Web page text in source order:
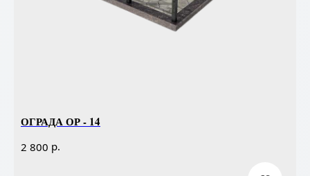
ОГРАДА ОР - 14
2 800 р.